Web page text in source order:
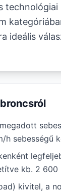
technológiai
ideális
sebességű
kb. 2
kivitel, a